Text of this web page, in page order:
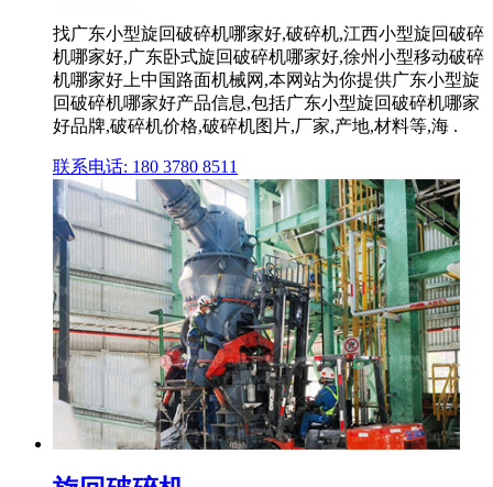
找广东小型旋回破碎机哪家好,破碎机,江西小型旋回破碎
机哪家好,广东卧式旋回破碎机哪家好,徐州小型移动破碎
机哪家好上中国路面机械网,本网站为你提供广东小型旋
回破碎机哪家好产品信息,包括广东小型旋回破碎机哪家
好品牌,破碎机价格,破碎机图片,厂家,产地,材料等,海 .
联系电话: 180 3780 8511